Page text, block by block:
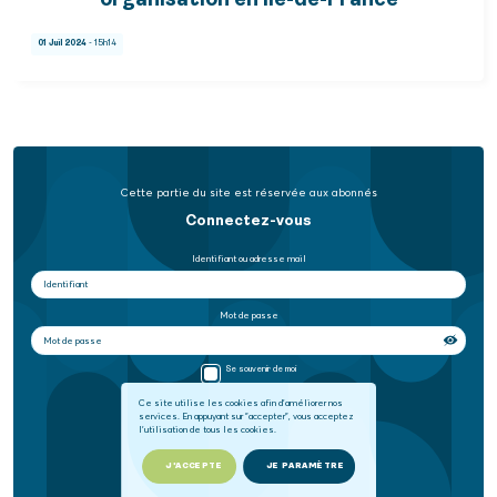
Ce site utilise les cookies afin d'améliorer nos
services. En appuyant sur "accepter", vous acceptez
l'utilisation de tous les cookies.
J'ACCEPTE JE PARAMÈTRE
01 Juil 2024 - 15h14
Cette partie du site est réservée aux abonnés
Connectez-vous
Identifiant ou adresse mail
Mot de passe
Se souvenir de moi
SE CONNECTER
Mot de passe oublié